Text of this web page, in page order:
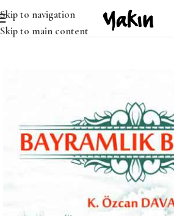
Skip to navigation
Skip to main content